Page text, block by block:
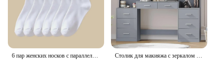
6 пар женских носков с параллельными полосками, модные универсальные носки с героями мультфильмов «Любовь», мягкие и удобные повседневные и дышащие носки Столик для макияжа с зеркалом и подсветкой, столик для туалетного столика с удлинителем, большой ящик и шесть открытых комодов для хранения, туалетный столик